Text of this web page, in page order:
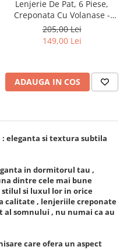
Lenjerie De Pat, 6 Piese,
Creponata Cu Volanase -
Somon
205,00 Lei
149,00 Lei
ADAUGA IN COS
eleganta si textura subtila
in dormitorul tau ,
dintre cele mai bune
stilul si luxul lor in orice
calitate , lenjeriile creponate
somnului , nu numai ca au
care ofera un aspect